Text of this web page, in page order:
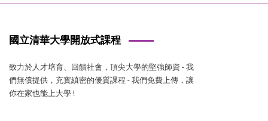
國立清華大學開放式課程
致力於人才培育、回饋社會，頂尖大學的堅強師資 - 我
們無償提供，充實縝密的優質課程 - 我們免費上傳，讓
你在家也能上大學 !